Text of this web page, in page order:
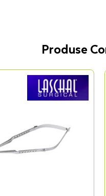
Produse